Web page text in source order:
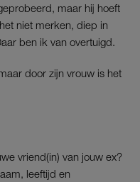
maar hij hoeft
niet merken, diep in
ben ik van overtuigd.
door zijn vrouw is het
vriend(in) van jouw ex?
leeftijd en